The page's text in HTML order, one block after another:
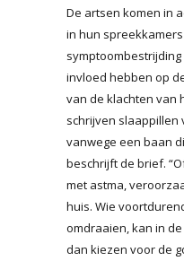
De artsen komen in
in hun
invloed hebben op
van de klachten van
schrijven slaappillen
vanwege een baan
beschrijft de brief.
met astma,
huis. Wie
omdraaien, kan in
dan kiezen voor de